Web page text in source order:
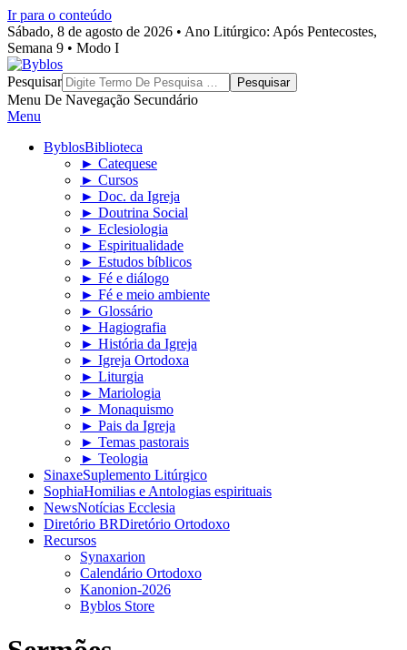
Ir para o conteúdo
Sábado, 8 de agosto de 2026 • Ano Litúrgico: Após Pentecostes,
Semana 9 • Modo I
Byblos
Pesquisar
Menu De Navegação Secundário
Menu
ByblosBiblioteca
► Catequese
► Cursos
► Doc. da Igreja
► Doutrina Social
► Eclesiologia
► Espiritualidade
► Estudos bíblicos
► Fé e diálogo
► Fé e meio ambiente
► Glossário
► Hagiografia
► História da Igreja
► Igreja Ortodoxa
► Liturgia
► Mariologia
► Monaquismo
► Pais da Igreja
► Temas pastorais
► Teologia
SinaxeSuplemento Litúrgico
SophiaHomilias e Antologias espirituais
NewsNotícias Ecclesia
Diretório BRDiretório Ortodoxo
Recursos
Synaxarion
Calendário Ortodoxo
Kanonion-2026
Byblos Store